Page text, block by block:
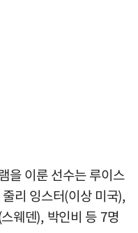
을 이룬 선수는 루이스
리 잉스터(이상 미국),
웨덴), 박인비 등 7명